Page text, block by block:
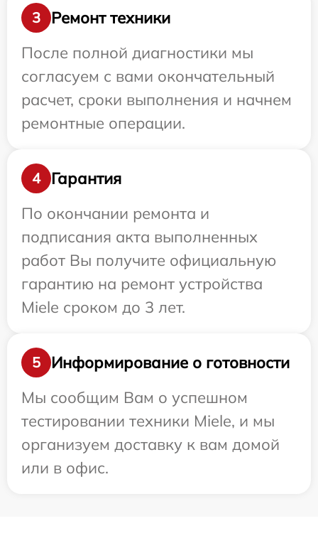
3
Ремонт техники
После полной диагностики мы
согласуем с вами окончательный
расчет, сроки выполнения и начнем
ремонтные операции.
4
Гарантия
По окончании ремонта и
подписания акта выполненных
работ Вы получите официальную
гарантию на ремонт устройства
Miele сроком до 3 лет.
5
Информирование о готовности
Мы сообщим Вам о успешном
тестировании техники Miele, и мы
организуем доставку к вам домой
или в офис.